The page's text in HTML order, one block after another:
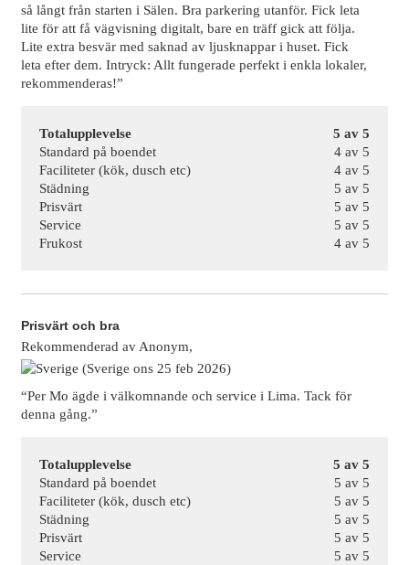
så långt från starten i Sälen. Bra parkering utanför. Fick leta
lite för att få vägvisning digitalt, bare en träff gick att följa.
Lite extra besvär med saknad av ljusknappar i huset. Fick
leta efter dem. Intryck: Allt fungerade perfekt i enkla lokaler,
rekommenderas!”
Totalupplevelse
5 av 5
Standard på boendet
4 av 5
Faciliteter (kök, dusch etc)
4 av 5
Städning
5 av 5
Prisvärt
5 av 5
Service
5 av 5
Frukost
4 av 5
Prisvärt och bra
Rekommenderad av Anonym,
(Sverige ons 25 feb 2026)
“Per Mo ägde i välkomnande och service i Lima. Tack för
denna gång.”
Totalupplevelse
5 av 5
Standard på boendet
5 av 5
Faciliteter (kök, dusch etc)
5 av 5
Städning
5 av 5
Prisvärt
5 av 5
Service
5 av 5